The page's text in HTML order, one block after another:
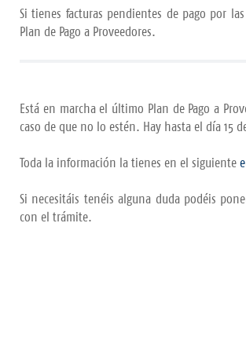
Si tienes facturas pendientes de pago por
Plan de Pago a Proveedores.
Está en marcha el último Plan de Pago a
caso de que no lo estén. Hay hasta el día 15
Toda la información la tienes en el siguiente
Si necesitáis tenéis alguna duda podéis
con el trámite.